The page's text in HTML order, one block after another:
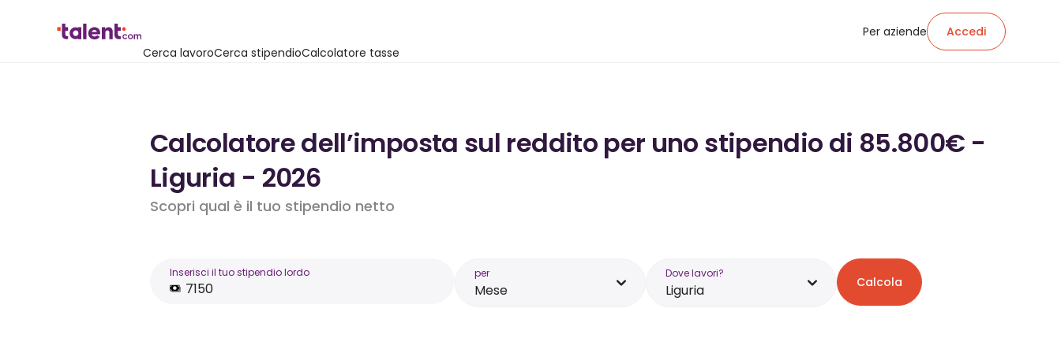
Cerca lavoroCerca stipendioCalcolatore tasse
Per aziende Accedi
Calcolatore dell’imposta sul reddito per uno stipendio di 85.800€ -
Liguria - 2026
Scopri qual è il tuo stipendio netto
Inserisci il tuo stipendio lordo per
Mese
Dove lavori?
Liguria Calcola